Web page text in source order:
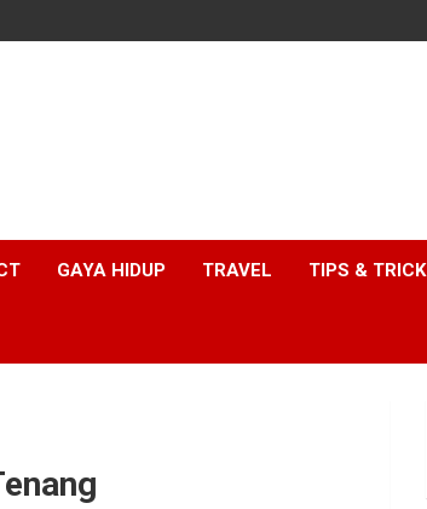
GAYA HIDUP TRAVEL TIPS & TRICK